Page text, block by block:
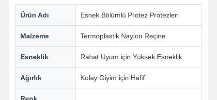
Ürün Adı Esnek Bölümlü Protez Protezleri
Malzeme Termoplastik Naylon Reçine
Esneklik Rahat Uyum için Yüksek Esneklik
Ağırlık Kolay Giyim için Hafif
Renk